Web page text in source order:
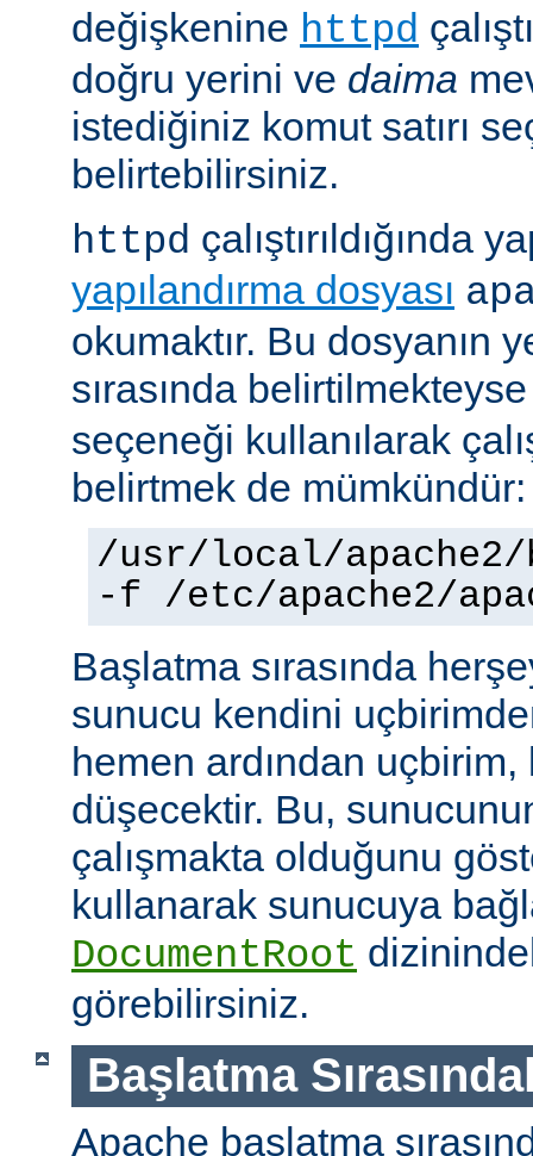
değişkenine httpd
doğru yerini ve daima
istediğiniz komut satırı
belirtebilirsiniz.
httpd çalıştırıldığında
yapılandırma dosyası
okumaktır. Bu dosyanın
sırasında
seçeneği kullanılarak
belirtmek de mümkündür:
/usr/local/
-f /etc/apache2/
Başlatma sırasında
sunucu kendini
hemen ardından
düşecektir. Bu,
çalışmakta olduğunu
kullanarak sunucuya
DocumentRoot
görebilirsiniz.
Başlatma
Apache başlatma